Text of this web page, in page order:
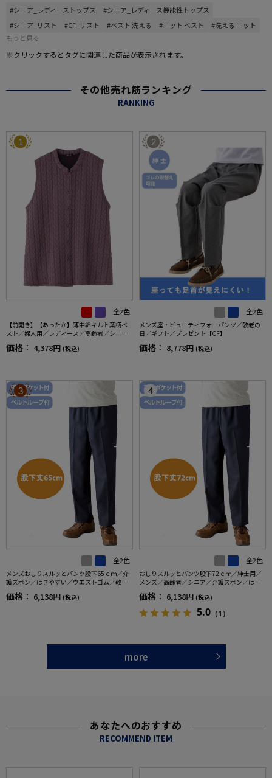
#シニア_レディーストップス
#シニア_レディース機能性トップス
#シニア_リスト
#CF_リスト #ベスト 洗える #ニット ベスト
#洗える ニット
もっと見る
※クリックするとタグに関連した商品が表示されます。
その他売れ筋ランキング
RANKING
1
全2色
【前開き】【あったか】薄中綿キルト葉柄ベ
スト／婦人用／レディース／高齢者／シニア
／秋冬／洗濯OK／自宅で洗える／名前記入欄
付／両脇ポケット／お出かけ／ギフト【CF】
価格： 4,378円 (税込)
2
全2色
メンズ座・ビューティフォーパンツ／敬老の
日／ギフト／プレゼント【CF】
価格： 8,778円 (税込)
3
全2色
メンズおしりスルッとパンツ股下65ｃｍ／介
護ズボン／はきやすい／ウエストゴム／敬老
の日／ギフト／プレゼント【CF】
価格： 6,138円 (税込)
4
全2色
おしりスルッとパンツ股下72ｃｍ／紳士用／
メンズ／高齢者／シニア／介護ズボン／はき
やすい／ウエストゴム／敬老の日／ギフト／
プレゼント【CF】
価格： 6,138円 (税込)
5.0 （1）
more
あなたへのおすすめ
RECOMMEND ITEM